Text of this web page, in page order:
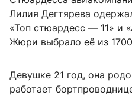
Лилия Дегтярева
«Топ стюардесс — 11» и
Жюри выбрало её из
Девушке 21 год, она
работает